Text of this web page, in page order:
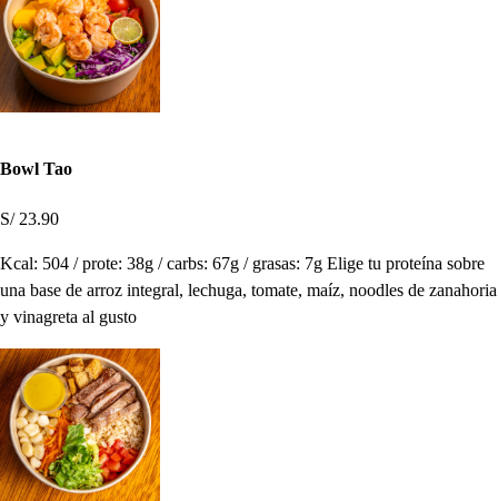
Bowl Tao
S/ 23.90
Kcal: 504 / prote: 38g / carbs: 67g / grasas: 7g Elige tu proteína sobre
una base de arroz integral, lechuga, tomate, maíz, noodles de zanahoria
y vinagreta al gusto